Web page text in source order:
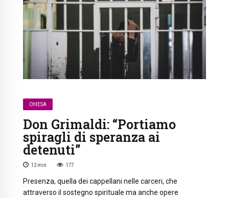
CHIESA
Don Grimaldi: “Portiamo
spiragli di speranza ai
detenuti”
12 min 177
Presenza, quella dei cappellani nelle carceri, che
attraverso il sostegno spirituale ma anche opere